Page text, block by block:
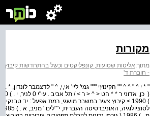
מקורות
מתוך:אליטות שסועות, קונפליקטים וכשל בהתחדשות קיבוץ
- חוברת ד'